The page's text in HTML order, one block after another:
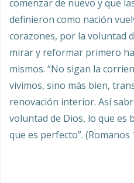
comenzar de nuevo y que
definieron como nación
corazones, por la voluntad
mirar y reformar primero
mismos. “No sigan la
vivimos, sino más bien,
renovación interior. Así
voluntad de Dios, lo que es
que es perfecto”. (Romanos